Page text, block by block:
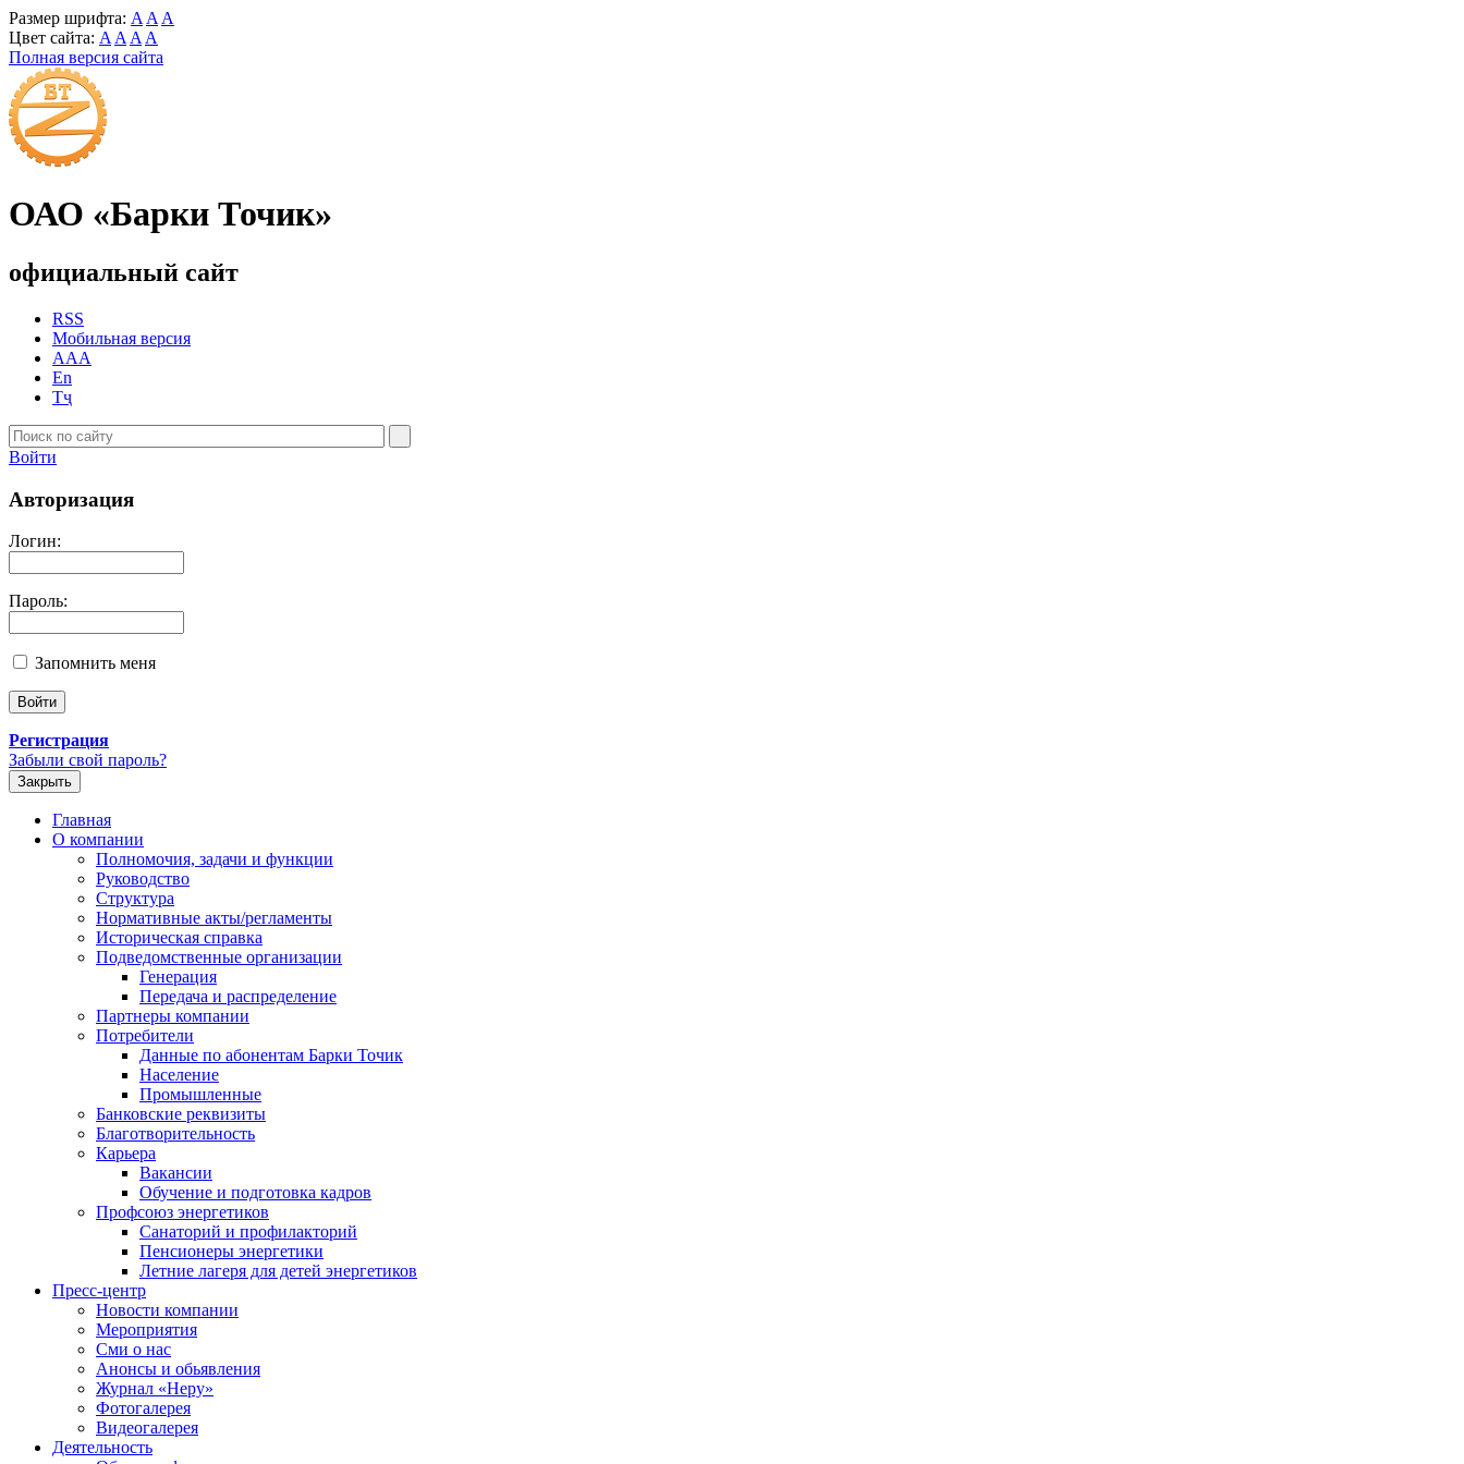
Размер шрифта: A A A
Цвет сайта: A A A A
Полная версия сайта
ОАО «Барки Точик»
официальный сайт
RSS
Мобильная версия
AAA
En
Тҷ
Войти
Авторизация
Логин:
Пароль:
Запомнить меня
Регистрация
Забыли свой пароль?
Закрыть
Главная
О компании
Полномочия, задачи и функции
Руководство
Структура
Нормативные акты/регламенты
Историческая справка
Подведомственные организации
Генерация
Передача и распределение
Партнеры компании
Потребители
Данные по абонентам Барки Точик
Население
Промышленные
Банковские реквизиты
Благотворительность
Карьера
Вакансии
Обучение и подготовка кадров
Профсоюз энергетиков
Санаторий и профилакторий
Пенсионеры энергетики
Летние лагеря для детей энергетиков
Пресс-центр
Новости компании
Мероприятия
Сми о нас
Анонсы и обьявления
Журнал «Неру»
Фотогалерея
Видеогалерея
Деятельность